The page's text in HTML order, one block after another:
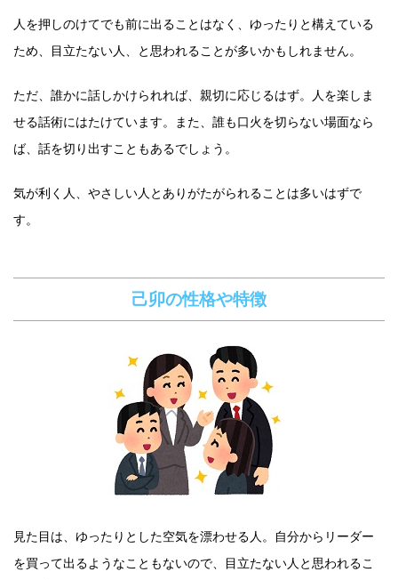
人を押しのけてでも前に出ることはなく、ゆったりと構えている
ため、目立たない人、と思われることが多いかもしれません。
ただ、誰かに話しかけられれば、親切に応じるはず。人を楽しま
せる話術にはたけています。また、誰も口火を切らない場面なら
ば、話を切り出すこともあるでしょう。
気が利く人、やさしい人とありがたがられることは多いはずで
す。
己卯の性格や特徴
見た目は、ゆったりとした空気を漂わせる人。自分からリーダー
を買って出るようなこともないので、目立たない人と思われるこ